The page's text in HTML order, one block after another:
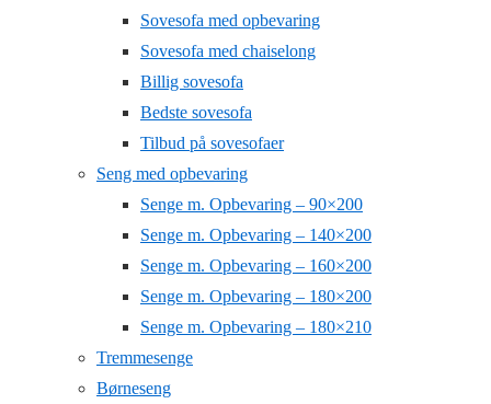
Sovesofa med opbevaring
Sovesofa med chaiselong
Billig sovesofa
Bedste sovesofa
Tilbud på sovesofaer
Seng med opbevaring
Senge m. Opbevaring – 90×200
Senge m. Opbevaring – 140×200
Senge m. Opbevaring – 160×200
Senge m. Opbevaring – 180×200
Senge m. Opbevaring – 180×210
Tremmesenge
Børneseng